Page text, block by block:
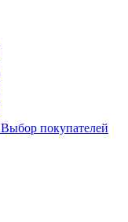
Выбор покупателей